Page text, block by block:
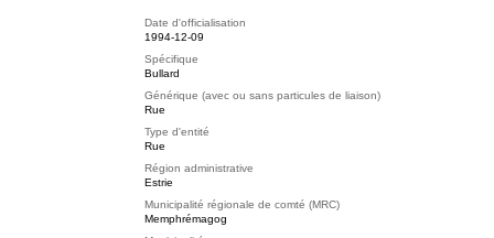
Date d'officialisation
1994-12-09
Spécifique
Bullard
Générique (avec ou sans particules de liaison)
Rue
Type d'entité
Rue
Région administrative
Estrie
Municipalité régionale de comté (MRC)
Memphrémagog